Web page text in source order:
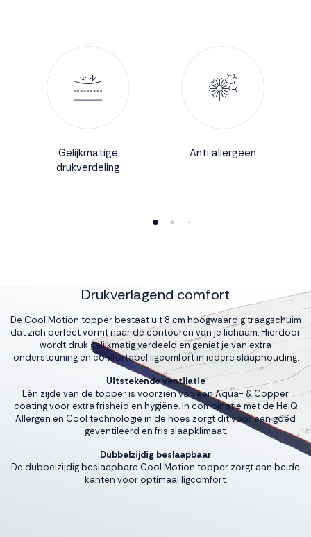
Gelijkmatige
drukverdeling
Anti allergeen
Drukverlagend comfort
De Cool Motion topper bestaat uit 8 cm hoogwaardig traagschuim
dat zich perfect vormt naar de contouren van je lichaam. Hierdoor
wordt druk gelijkmatig verdeeld en geniet je van extra
ondersteuning en comfortabel ligcomfort in iedere slaaphouding.
Uitstekende ventilatie
Eén zijde van de topper is voorzien van een Aqua- & Copper
coating voor extra frisheid en hygiëne. In combinatie met de HeiQ
Allergen en Cool technologie in de hoes zorgt dit voor een goed
geventileerd en fris slaapklimaat.
Dubbelzijdig beslaapbaar
De dubbelzijdig beslaapbare Cool Motion topper zorgt aan beide
kanten voor optimaal ligcomfort.